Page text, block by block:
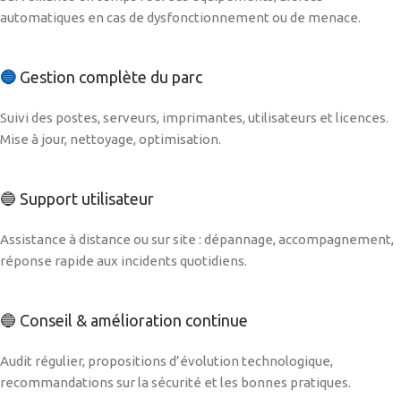
automatiques en cas de dysfonctionnement ou de menace.
🔵 Gestion complète du parc
Suivi des postes, serveurs, imprimantes, utilisateurs et licences.
Mise à jour, nettoyage, optimisation.
🔵 Support utilisateur
Assistance à distance ou sur site : dépannage, accompagnement,
réponse rapide aux incidents quotidiens.
🔵 Conseil & amélioration continue
Audit régulier, propositions d’évolution technologique,
recommandations sur la sécurité et les bonnes pratiques.